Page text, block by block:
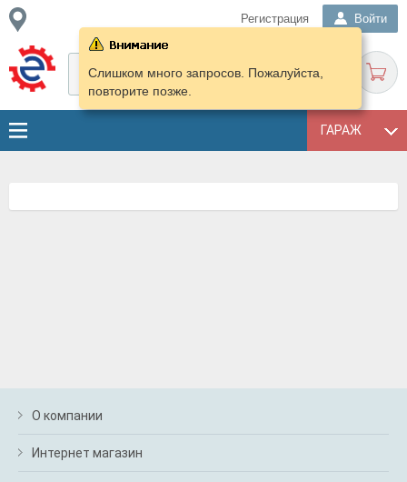
Регистрация Войти
ГАРАЖ
Слишком много запросов. Пожалуйста,
повторите позже.
О компании
Интернет магазин